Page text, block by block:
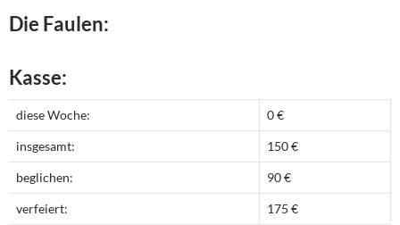
Die Faulen:
Kasse:
diese Woche: 0 €
insgesamt: 150 €
beglichen: 90 €
verfeiert: 175 €